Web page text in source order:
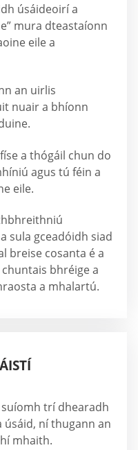
úsáideoirí a
mura dteastaíonn
eile a
an uirlis
nuair a bhíonn
a thógáil chun do
agus tú féin a
eile.
sula gceadóidh siad
breise cosanta é a
bhréige a
a mhalartú.
trí dhearadh
úsáid, ní thugann an
mhaith.